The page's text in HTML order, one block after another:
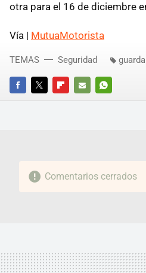
otra para el 16 de diciembre
Vía | MutuaMotorista
FACEBOOKTWITTERFLIPBOARD
E-
WHATSAPP
TEMAS Seguridad
Comentarios cerrados